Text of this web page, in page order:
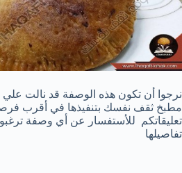
نرجوا أن تكون هذه الوصفة قد نالت
مطبخ ثقف نفسك بتنفيذها في أقرب
تعليقاتكم للأستفسار عن أي وصفة
تفاصيلها